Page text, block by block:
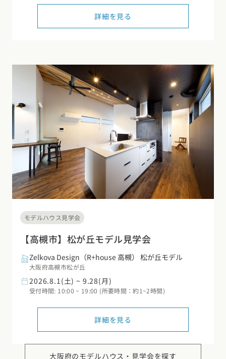
詳細を見る
モデルハウス見学会
【高槻市】松が丘モデル見学会
Zelkova Design（R+house 高槻） 松が丘モデル
大阪府高槻市松が丘
2026.8.1(土) ~ 9.28(月)
受付時間: 10:00 ~ 19:00 (所要時間：約1~2時間)
詳細を見る
大阪府のモデルハウス・見学会を探す